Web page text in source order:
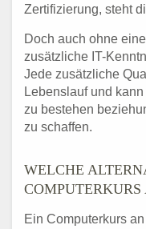
Zertifizierung, steht
Doch auch ohne
zusätzliche IT-
Jede zusätzliche
Lebenslauf und
zu bestehen
zu schaffen.
WELCHE
Ein Computerkurs